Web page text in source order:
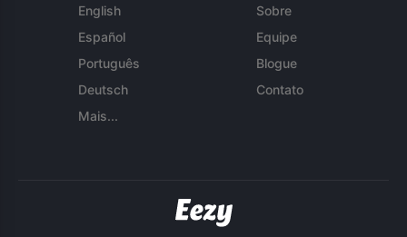
English
Español
Português
Deutsch
Mais...
Sobre
Equipe
Blogue
Contato